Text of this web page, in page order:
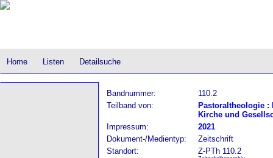
Home Listen Detailsuche
Bandnummer:
110.2
Teilband von:
Pastoraltheologie
Kirche und
Impressum:
2021
Dokument-/Medientyp:
Zeitschrift
Standort:
Z-PTh 110.2